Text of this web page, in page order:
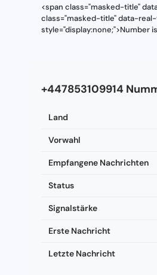
<span class="masked-title"
class="masked-title" data-real-
style="display:none;">Number
+447853109914
Land
Vorwahl
Empfangene Nachrichten
Status
Signalstärke
Erste Nachricht
Letzte Nachricht